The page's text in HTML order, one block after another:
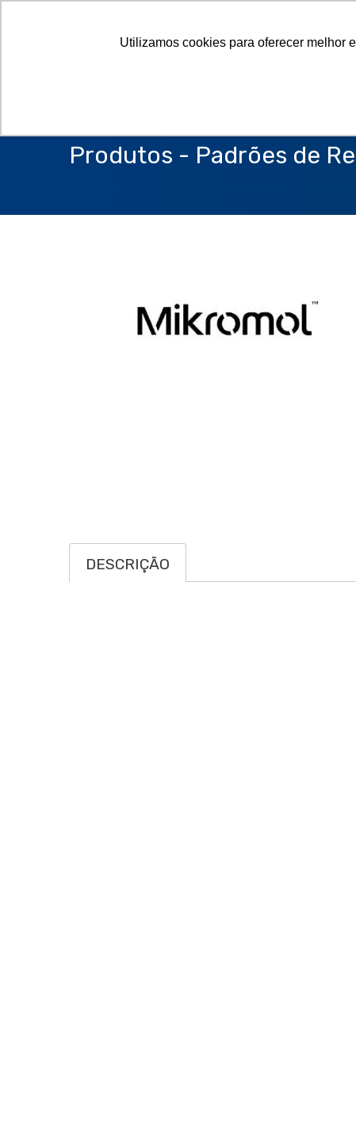
Utilizamos cookies para oferecer melhor
Produtos - Padrões de
DESCRIÇÃO